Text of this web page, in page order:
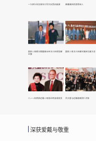
一九四九年女青年工作大队受训英姿 典雅端庄的清秀佳人
国泰人寿蔡万霖董事长至北三区颁发盟
主旗
国泰人寿北三区盟主旗庆功宴大会
二○一○年荣获远雄人寿首位终身成就奖 吕文香与远雄德威同仁合影
深获爱戴与敬重